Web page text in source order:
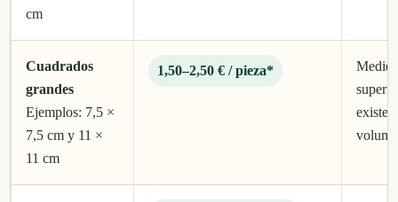
cm
Cuadrados
grandes
Ejemplos: 7,5 ×
7,5 cm y 11 ×
11 cm
1,50–2,50 € / pieza*
existe